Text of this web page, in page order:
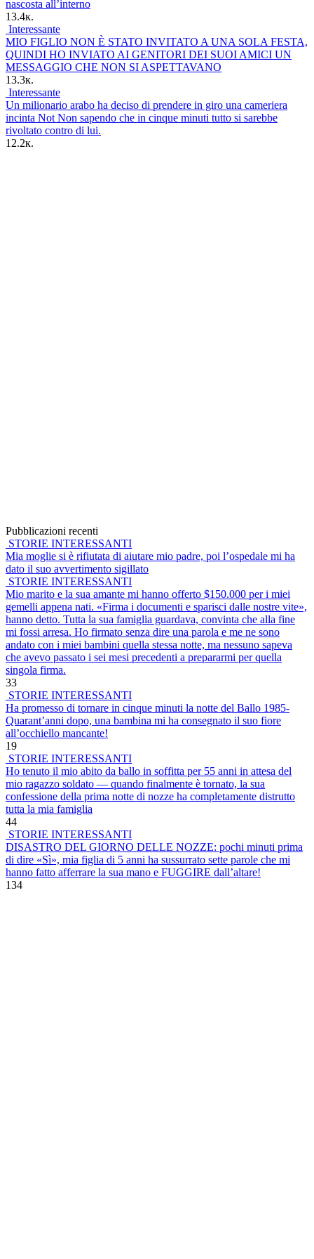
nascosta all’interno
13.4к.
Interessante
MIO FIGLIO NON È STATO INVITATO A UNA SOLA FESTA,
QUINDI HO INVIATO AI GENITORI DEI SUOI AMICI UN
MESSAGGIO CHE NON SI ASPETTAVANO
13.3к.
Interessante
Un milionario arabo ha deciso di prendere in giro una cameriera
incinta Not Non sapendo che in cinque minuti tutto si sarebbe
rivoltato contro di lui.
12.2к.
Pubblicazioni recenti
STORIE INTERESSANTI
Mia moglie si è rifiutata di aiutare mio padre, poi l’ospedale mi ha
dato il suo avvertimento sigillato
STORIE INTERESSANTI
Mio marito e la sua amante mi hanno offerto $150.000 per i miei
gemelli appena nati. «Firma i documenti e sparisci dalle nostre vite»,
hanno detto. Tutta la sua famiglia guardava, convinta che alla fine
mi fossi arresa. Ho firmato senza dire una parola e me ne sono
andato con i miei bambini quella stessa notte, ma nessuno sapeva
che avevo passato i sei mesi precedenti a prepararmi per quella
singola firma.
33
STORIE INTERESSANTI
Ha promesso di tornare in cinque minuti la notte del Ballo 1985-
Quarant’anni dopo, una bambina mi ha consegnato il suo fiore
all’occhiello mancante!
19
STORIE INTERESSANTI
Ho tenuto il mio abito da ballo in soffitta per 55 anni in attesa del
mio ragazzo soldato — quando finalmente è tornato, la sua
confessione della prima notte di nozze ha completamente distrutto
tutta la mia famiglia
44
STORIE INTERESSANTI
DISASTRO DEL GIORNO DELLE NOZZE: pochi minuti prima
di dire «Sì», mia figlia di 5 anni ha sussurrato sette parole che mi
hanno fatto afferrare la sua mano e FUGGIRE dall’altare!
134